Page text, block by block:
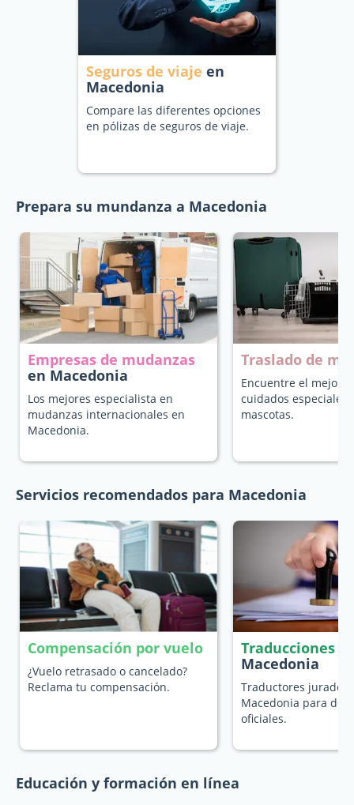
Seguros de viaje en
Macedonia
Compare las diferentes opciones
en pólizas de seguros de viaje.
Prepara su mundanza a Macedonia
Empresas de mudanzas
en Macedonia
Los mejores especialista en
mudanzas internacionales en
Macedonia.
Traslado de
Encuentre el mejor
cuidados especiales
mascotas.
Servicios recomendados para Macedonia
Compensación por vuelo
¿Vuelo retrasado o cancelado?
Reclama tu compensación.
Traducciones
Macedonia
Traductores jurados
Macedonia para
oficiales.
Educación y formación en línea